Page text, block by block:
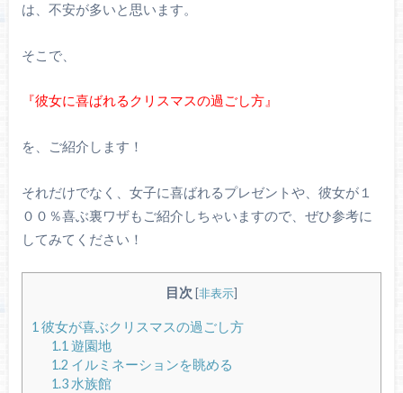
は、不安が多いと思います。
そこで、
『彼女に喜ばれるクリスマスの過ごし方』
を、ご紹介します！
それだけでなく、女子に喜ばれるプレゼントや、彼女が１
００％喜ぶ裏ワザもご紹介しちゃいますので、ぜひ参考に
してみてください！
目次 [非表示]
1 彼女が喜ぶクリスマスの過ごし方
1.1 遊園地
1.2 イルミネーションを眺める
1.3水族館